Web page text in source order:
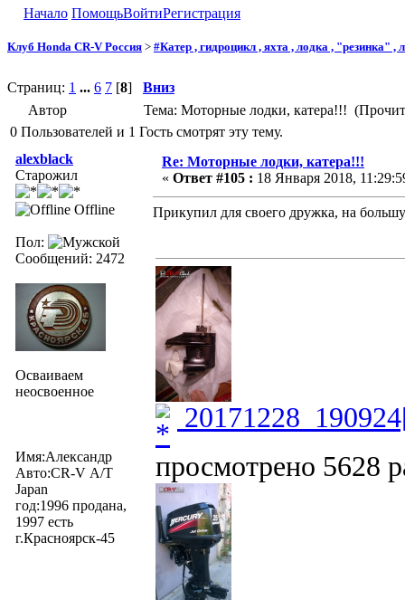
Начало ПомощьВойтиРегистрация
Клуб Honda CR-V Россия > #Катер , гидроцикл , яхта , лодка , "резинка" ,
Страниц: 1 ... 6 7 [8] Вниз
Автор
Тема: Моторные лодки, катера!!!
0 Пользователей и 1 Гость смотрят эту тему.
alexblack
Старожил
Offline
Пол:
Сообщений: 2472
Осваиваем
неосвоенное
Имя:Александр
Авто:CR-V А/Т
Japan
год:1996 продана,
1997 есть
г.Красноярск-45
Re: Моторные лодки, катера!!!
« Ответ #105 : 18 Января 2018,
Прикупил для своего дружка, на
просмотрено 5628